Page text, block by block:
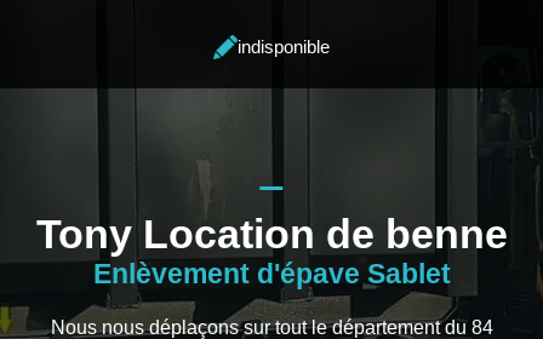
indisponible
Tony Location de benne
Enlèvement d'épave Sablet
Nous nous déplaçons sur tout le département du 84